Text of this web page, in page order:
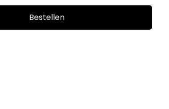
Bestellen